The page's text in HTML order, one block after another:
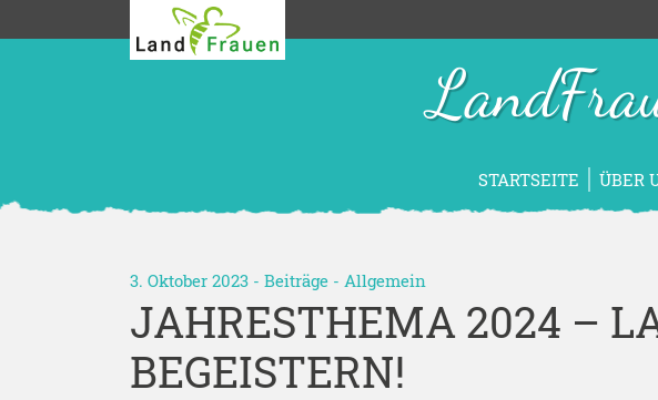
STARTSEITE ÜBER
3. Oktober 2023 - Beiträge - Allgemein
JAHRESTHEMA 2024 –
BEGEISTERN!